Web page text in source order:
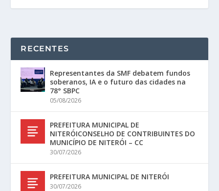
RECENTES
Representantes da SMF debatem fundos
soberanos, IA e o futuro das cidades na
78° SBPC
05/08/2026
PREFEITURA MUNICIPAL DE
NITERÓICONSELHO DE CONTRIBUINTES DO
MUNICÍPIO DE NITERÓI – CC
30/07/2026
PREFEITURA MUNICIPAL DE NITERÓI
30/07/2026